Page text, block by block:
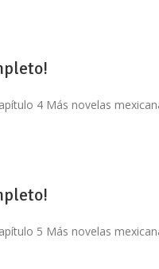
4 Más novelas
5 Más novelas